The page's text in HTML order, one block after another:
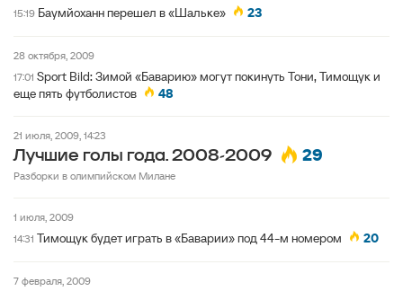
15:19 Баумйоханн перешел в «Шальке» 23
28 октября, 2009
17:01 Sport Bild: Зимой «Баварию» могут покинуть Тони, Тимощук и
еще пять футболистов
48
21 июля, 2009, 14:23
Лучшие голы года. 2008-2009 29
Разборки в олимпийском Милане
1 июля, 2009
14:31 Тимощук будет играть в «Баварии» под 44-м номером 20
7 февраля, 2009